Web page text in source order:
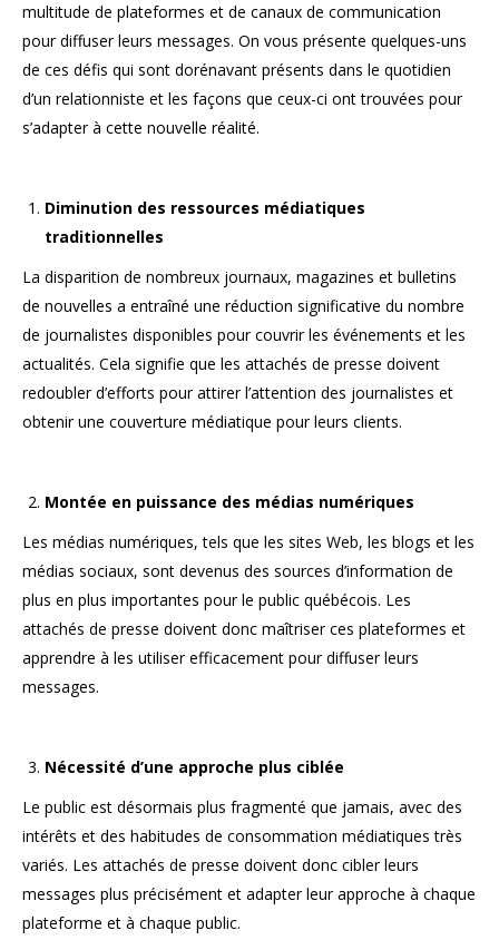
multitude de plateformes et de canaux de communication
pour diffuser leurs messages. On vous présente quelques-uns
de ces défis qui sont dorénavant présents dans le quotidien
d’un relationniste et les façons que ceux-ci ont trouvées pour
s’adapter à cette nouvelle réalité.
Diminution des ressources médiatiques
traditionnelles
La disparition de nombreux journaux, magazines et bulletins
de nouvelles a entraîné une réduction significative du nombre
de journalistes disponibles pour couvrir les événements et les
actualités. Cela signifie que les attachés de presse doivent
redoubler d’efforts pour attirer l’attention des journalistes et
obtenir une couverture médiatique pour leurs clients.
Montée en puissance des médias numériques
Les médias numériques, tels que les sites Web, les blogs et les
médias sociaux, sont devenus des sources d’information de
plus en plus importantes pour le public québécois. Les
attachés de presse doivent donc maîtriser ces plateformes et
apprendre à les utiliser efficacement pour diffuser leurs
messages.
Nécessité d’une approche plus ciblée
Le public est désormais plus fragmenté que jamais, avec des
intérêts et des habitudes de consommation médiatiques très
variés. Les attachés de presse doivent donc cibler leurs
messages plus précisément et adapter leur approche à chaque
plateforme et à chaque public.